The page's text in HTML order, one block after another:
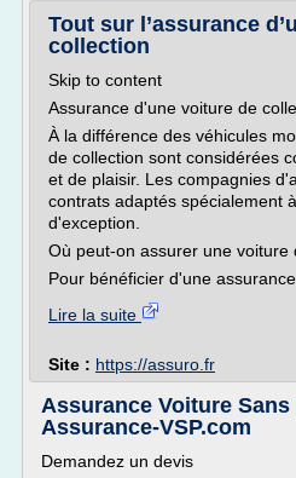
Tout sur l’assurance
collection
Skip to content
Assurance d'une voiture de
À la différence des véhicules
de collection sont considérées
et de plaisir. Les compagnies
contrats adaptés spécialement
d'exception.
Où peut-on assurer une voiture
Pour bénéficier d'une assurance
Lire la suite
Site : https://assuro.fr
Assurance Voiture
Assurance-VSP.com
Demandez un devis